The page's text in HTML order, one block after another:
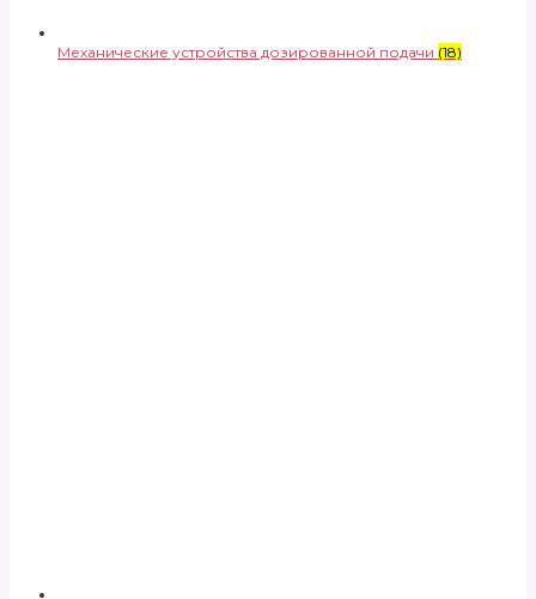
Механические устройства дозированной подачи (18)